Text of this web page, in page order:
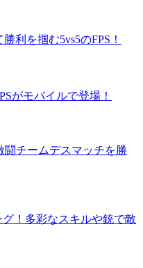
利を掴む5vs5のFPS！
がモバイルで登場！
闘チームデスマッチを勝
！多彩なスキルや銃で敵